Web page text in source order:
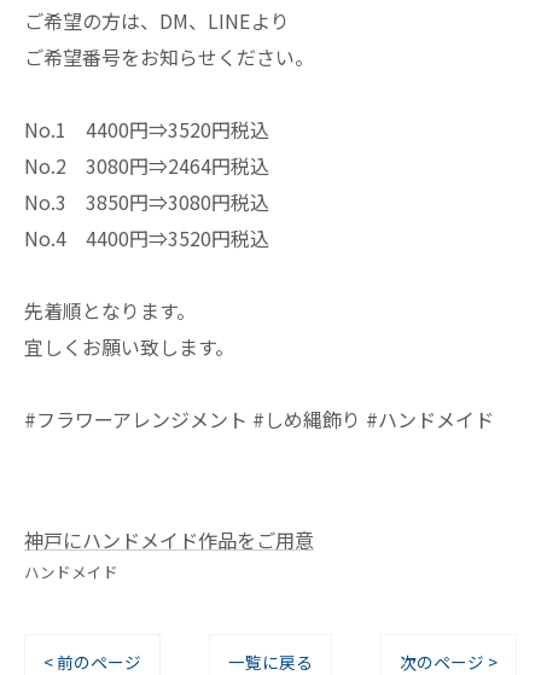
ご希望の方は、DM、LINEより
ご希望番号をお知らせください。
No.1 4400円⇒3520円税込
No.2 3080円⇒2464円税込
No.3 3850円⇒3080円税込
No.4 4400円⇒3520円税込
先着順となります。
宜しくお願い致します。
#フラワーアレンジメント #しめ縄飾り #ハンドメイド
神戸にハンドメイド作品をご用意
ハンドメイド
< 前のページ 一覧に戻る 次のページ >